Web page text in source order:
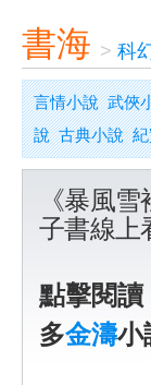
書海 > 科
言情小說 武俠
說 古典小說
《暴風
子書線上
點擊閱讀
多金濤小